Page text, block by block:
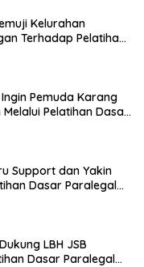
Kelurahan
Terhadap Pelatihan
Pemuda Karang
Pelatihan Dasar
Support dan Yakin
Dasar Paralegal
LBH JSB
Dasar Paralegal